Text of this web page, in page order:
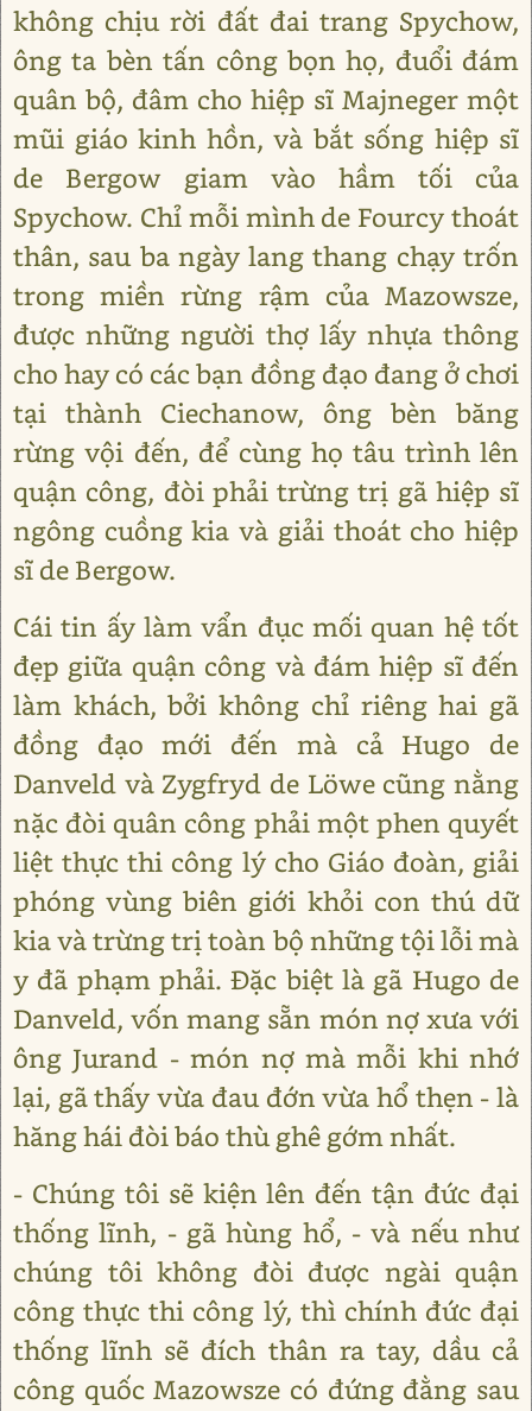
không chịu rời đất đai trang Spychow,
ông ta bèn tấn công bọn họ, đuổi đám
quân bộ, đâm cho hiệp sĩ Majneger một
mũi giáo kinh hồn, và bắt sống hiệp sĩ
de Bergow giam vào hầm tối của
Spychow. Chỉ mỗi mình de Fourcy thoát
thân, sau ba ngày lang thang chạy trốn
trong miền rừng rậm của Mazowsze,
được những người thợ lấy nhựa thông
cho hay có các bạn đồng đạo đang ở chơi
tại thành Ciechanow, ông bèn băng
rừng vội đến, để cùng họ tâu trình lên
quận công, đòi phải trừng trị gã hiệp sĩ
ngông cuồng kia và giải thoát cho hiệp
sĩ de Bergow.
Cái tin ấy làm vẩn đục mối quan hệ tốt
đẹp giữa quận công và đám hiệp sĩ đến
làm khách, bởi không chỉ riêng hai gã
đồng đạo mới đến mà cả Hugo de
Danveld và Zygfryd de Lӧwe cũng nằng
nặc đòi quân công phải một phen quyết
liệt thực thi công lý cho Giáo đoàn, giải
phóng vùng biên giới khỏi con thú dữ
kia và trừng trị toàn bộ những tội lỗi mà
y đã phạm phải. Đặc biệt là gã Hugo de
Danveld, vốn mang sẵn món nợ xưa với
ông Jurand - món nợ mà mỗi khi nhớ
lại, gã thấy vừa đau đớn vừa hổ thẹn - là
hăng hái đòi báo thù ghê gớm nhất.
- Chúng tôi sẽ kiện lên đến tận đức đại
thống lĩnh, - gã hùng hổ, - và nếu như
chúng tôi không đòi được ngài quận
công thực thi công lý, thì chính đức đại
thống lĩnh sẽ đích thân ra tay, dầu cả
công quốc Mazowsze có đứng đằng sau